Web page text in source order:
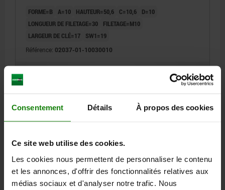
Consentement Détails À propos des cookies
Ce site web utilise des cookies.
Les cookies nous permettent de personnaliser le contenu
et les annonces, d'offrir des fonctionnalités relatives aux
médias sociaux et d'analyser notre trafic. Nous
FORME=B A=10 HAUTEUR=50,6 C=10,6
D=10
LONGUEUR DE FILETAGE=30
FILETAGE=M10
LARGEUR DE CLÉ=17
SW1=19
Référence: 02037-01-10030010
DÉTAILS
DÉTAILS
TÉLÉCHARGEMENTS